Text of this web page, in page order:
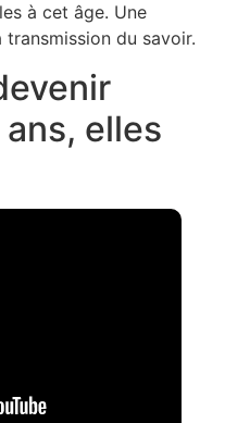
à cet âge. Une
du savoir.
elles